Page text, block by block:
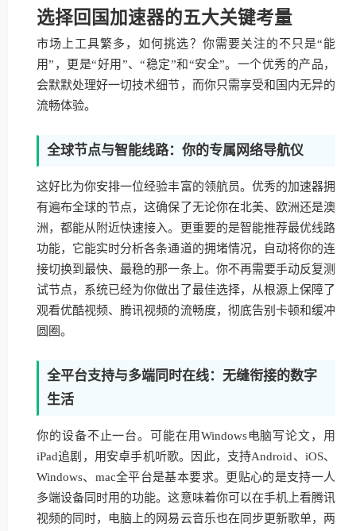
选择回国加速器的五大关键考量
市场上工具繁多，如何挑选？你需要关注的不只是“能
用”，更是“好用”、“稳定”和“安全”。一个优秀的产品，
会默默处理好一切技术细节，而你只需享受和国内无异的
流畅体验。
全球节点与智能线路：你的专属网络导航仪
这好比为你安排一位经验丰富的领航员。优秀的加速器拥
有遍布全球的节点，这确保了无论你在北美、欧洲还是澳
洲，都能从附近快速接入。更重要的是智能推荐最优线路
功能，它能实时分析各条通道的拥堵情况，自动将你的连
接切换到最快、最稳的那一条上。你不再需要手动反复测
试节点，系统已经为你做出了最佳选择，从根源上保障了
观看优酷视频、腾讯视频的流畅度，彻底告别卡顿和缓冲
圆圈。
全平台支持与多端同时在线：无缝衔接的数字
生活
你的设备不止一台。可能在用Windows电脑写论文，用
iPad追剧，用安卓手机听歌。因此，支持Android、iOS、
Windows、mac全平台是基本要求。更贴心的是支持一人
多端设备同时用的功能。这意味着你可以在手机上看腾讯
视频的同时，电脑上的网易云音乐也在同步更新歌单，两